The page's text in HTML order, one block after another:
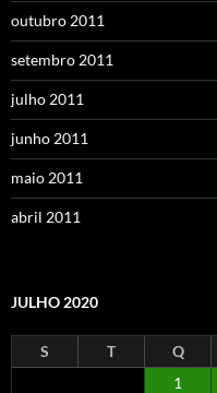
outubro 2011
setembro 2011
julho 2011
junho 2011
maio 2011
abril 2011
JULHO 2020
S T Q
1